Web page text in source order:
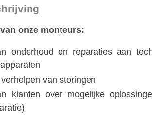
onze monteurs:
onderhoud en reparaties aan
van storingen
klanten over mogelijke